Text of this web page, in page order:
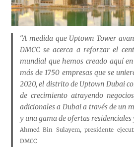
“A medida que Uptown Tower
DMCC se acerca a reforzar el
mundial que hemos creado aquí
más de 1750 empresas que se
2020, el distrito de Uptown Dubai
de crecimiento atrayendo
adicionales a Dubai a través de un
y una gama de ofertas residenciales
Ahmed Bin Sulayem, presidente
DMCC